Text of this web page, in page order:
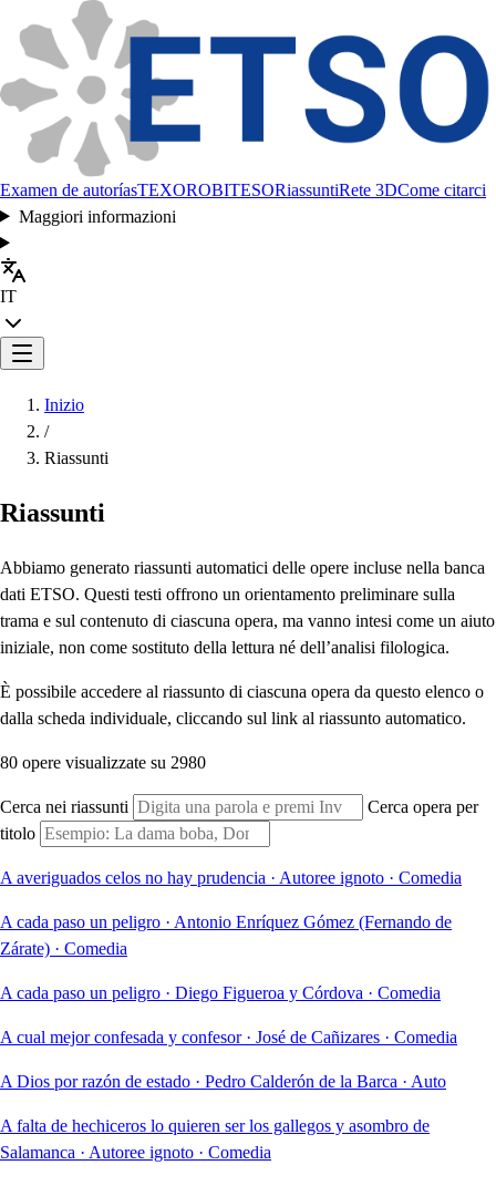
Examen de autoríasTEXOROBITESORiassuntiRete 3DCome citarci
Maggiori informazioni
IT
Inizio
/
Riassunti
Riassunti
Abbiamo generato riassunti automatici delle opere incluse nella banca
dati ETSO. Questi testi offrono un orientamento preliminare sulla
trama e sul contenuto di ciascuna opera, ma vanno intesi come un aiuto
iniziale, non come sostituto della lettura né dell’analisi filologica.
È possibile accedere al riassunto di ciascuna opera da questo elenco o
dalla scheda individuale, cliccando sul link al riassunto automatico.
80 opere visualizzate su 2980
Cerca nei riassunti
Cerca opera per
titolo
A averiguados celos no hay prudencia · Autoree ignoto · Comedia
A cada paso un peligro · Antonio Enríquez Gómez (Fernando de
Zárate) · Comedia
A cada paso un peligro · Diego Figueroa y Córdova · Comedia
A cual mejor confesada y confesor · José de Cañizares · Comedia
A Dios por razón de estado · Pedro Calderón de la Barca · Auto
A falta de hechiceros lo quieren ser los gallegos y asombro de
Salamanca · Autoree ignoto · Comedia